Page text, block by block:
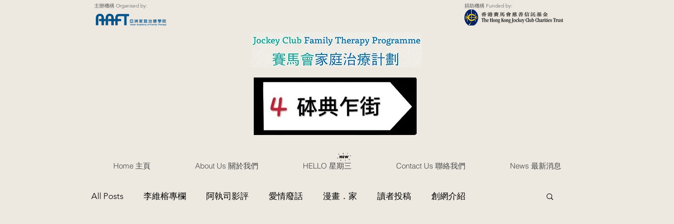
主辦機構 Organised by: 捐助機構 Funded by:
Home 主頁 About Us 關於我們 HELLO 星期三 Contact Us 聯絡我們 News 最新消息
All Posts 李維榕專欄 阿執司影評 愛情廢話 漫畫．家 讀者投稿 創網介紹